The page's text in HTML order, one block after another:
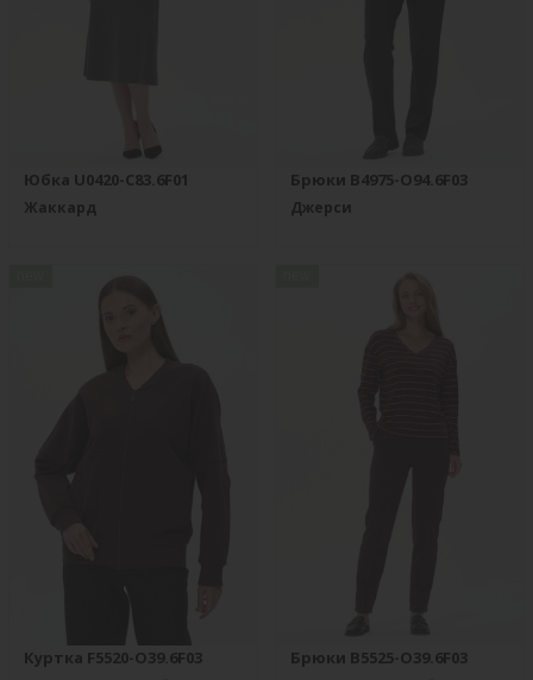
Юбка U0420-C83.6F01
Жаккард
Брюки B4975-O94.6F03
Джерси
Куртка F5520-O39.6F03 Брюки B5525-O39.6F03